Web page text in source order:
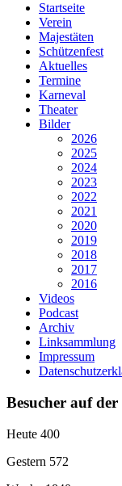
Startseite
Verein
Majestäten
Schützenfest
Aktuelles
Termine
Karneval
Theater
Bilder
2026
2025
2024
2023
2022
2021
2020
2019
2018
2017
2016
Videos
Podcast
Archiv
Linksammlung
Impressum
Besucher auf der
Heute 400
Gestern 572